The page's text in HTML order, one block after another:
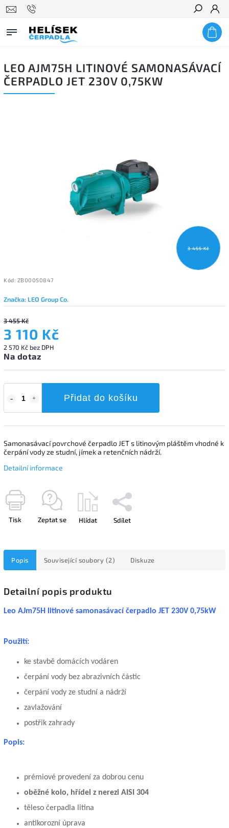
Hledat
LEO AJM75H LITINOVÉ SAMONASÁVACÍ
ČERPADLO JET 230V 0,75KW
3 455 Kč
Kód: ZB00050847
Značka: LEO Group Co.
3 455 Kč
3 110 Kč
2 570 Kč bez DPH
Na dotaz
Přidat do košíku
Samonasávací povrchové čerpadlo JET s litinovým pláštěm vhodné k
čerpání vody ze studní, jímek a retenčních nádrží.
Detailní informace
Tisk Zeptat se Hlídat Sdílet
Popis Související soubory (2) Diskuze
Detailní popis produktu
Leo AJm75H litinové samonasávací čerpadlo JET 230V 0,75kW
Použití:
ke stavbě domácích vodáren
čerpání vody bez abrazivních částic
čerpání vody ze studní a nádrží
zavlažování
postřik zahrady
Popis:
prémiové provedení za dobrou cenu
oběžné kolo, hřídel z nerezi AISI 304
těleso čerpadla litina
antikorozní úprava